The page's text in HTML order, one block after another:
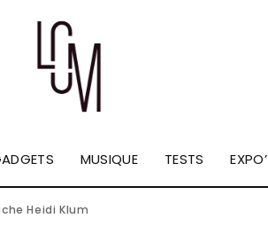
MUSIQUE TESTS EXPO’
Heidi Klum